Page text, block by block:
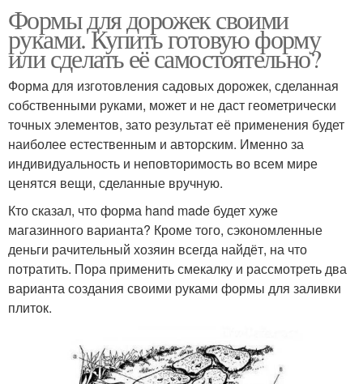
Формы для дорожек своими
руками. Купить готовую форму
или сделать её самостоятельно?
Форма для изготовления садовых дорожек, сделанная
собственными руками, может и не даст геометрически
точных элементов, зато результат её применения будет
наиболее естественным и авторским. Именно за
индивидуальность и неповторимость во всем мире
ценятся вещи, сделанные вручную.
Кто сказал, что форма hand made будет хуже
магазинного варианта? Кроме того, сэкономленные
деньги рачительный хозяин всегда найдёт, на что
потратить. Пора применить смекалку и рассмотреть два
варианта создания своими руками формы для заливки
плиток.